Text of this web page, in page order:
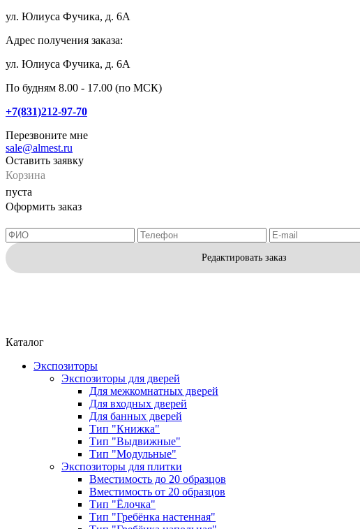
ул. Юлиуса Фучика, д. 6А
Адрес получения заказа:
ул. Юлиуса Фучика, д. 6А
По будням 8.00 - 17.00 (по МСК)
+7(831)212-97-70
Перезвоните мне
sale@almest.ru
Оставить заявку
Корзина
пуста
Оформить заказ
Редактировать заказ
Каталог
Экспозиторы
Экспозиторы для дверей
Для межкомнатных дверей
Для входных дверей
Для банных дверей
Тип "Книжка"
Тип "Выдвижные"
Тип "Модульные"
Экспозиторы для плитки
Вместимость до 20 образцов
Вместимость от 20 образцов
Тип "Ёлочка"
Тип "Гребёнка настенная"